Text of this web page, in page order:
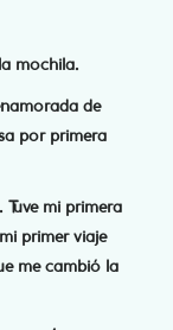
mochila.
de
por primera
mi primera
primer viaje
me cambió la